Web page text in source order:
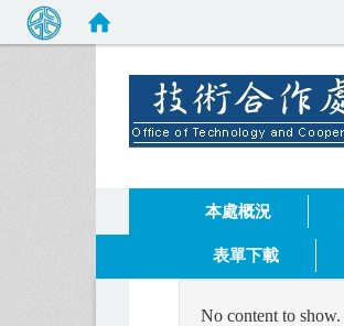
本處概況
表單下載
No content to show.